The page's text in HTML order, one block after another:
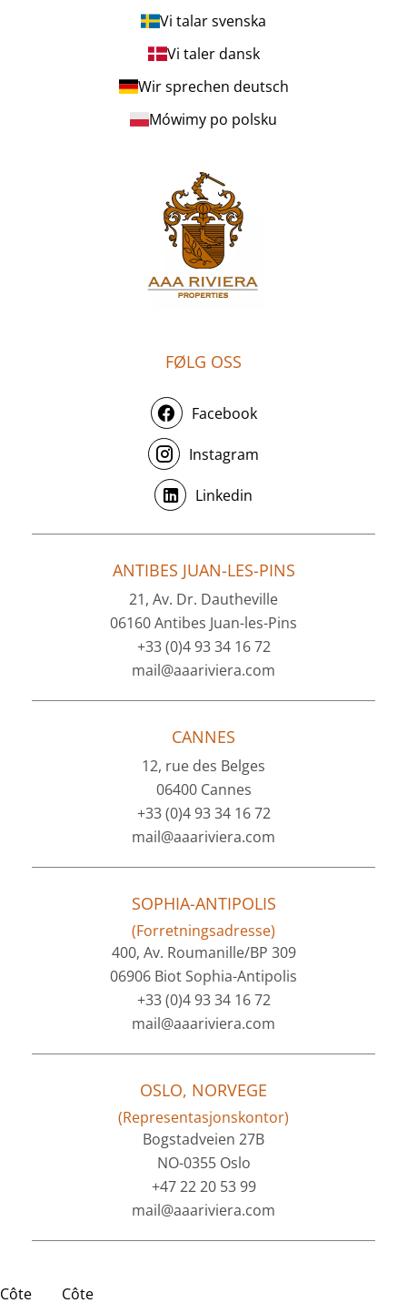
Vi talar svenska
Vi taler dansk
Wir sprechen deutsch
Mówimy po polsku
FØLG OSS
Facebook
Instagram
Linkedin
ANTIBES JUAN-LES-PINS
21, Av. Dr. Dautheville
06160 Antibes Juan-les-Pins
+33 (0)4 93 34 16 72
mail@aaariviera.com
CANNES
12, rue des Belges
06400 Cannes
+33 (0)4 93 34 16 72
mail@aaariviera.com
SOPHIA-ANTIPOLIS
(Forretningsadresse)
400, Av. Roumanille/BP 309
06906 Biot Sophia-Antipolis
+33 (0)4 93 34 16 72
mail@aaariviera.com
OSLO, NORVEGE
(Representasjonskontor)
Bogstadveien 27B
NO-0355 Oslo
+47 22 20 53 99
mail@aaariviera.com
Côte Côte